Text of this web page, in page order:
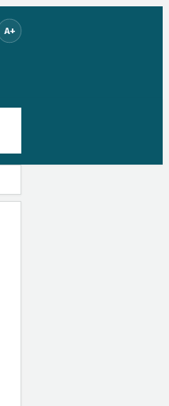
A+